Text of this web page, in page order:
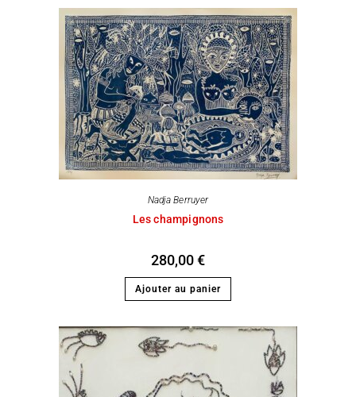
Nadja Berruyer
Les champignons
280,00€
Ajouter au panier